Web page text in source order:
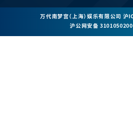
万代南梦宫（上海）娱乐有限公司 沪
沪公网安备